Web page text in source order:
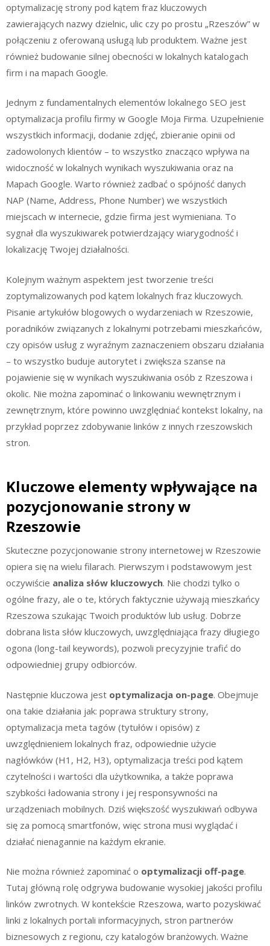
optymalizację strony pod kątem fraz kluczowych
zawierających nazwy dzielnic, ulic czy po prostu „Rzeszów” w
połączeniu z oferowaną usługą lub produktem. Ważne jest
również budowanie silnej obecności w lokalnych katalogach
firm i na mapach Google.
Jednym z fundamentalnych elementów lokalnego SEO jest
optymalizacja profilu firmy w Google Moja Firma. Uzupełnienie
wszystkich informacji, dodanie zdjęć, zbieranie opinii od
zadowolonych klientów – to wszystko znacząco wpływa na
widoczność w lokalnych wynikach wyszukiwania oraz na
Mapach Google. Warto również zadbać o spójność danych
NAP (Name, Address, Phone Number) we wszystkich
miejscach w internecie, gdzie firma jest wymieniana. To
sygnał dla wyszukiwarek potwierdzający wiarygodność i
lokalizację Twojej działalności.
Kolejnym ważnym aspektem jest tworzenie treści
zoptymalizowanych pod kątem lokalnych fraz kluczowych.
Pisanie artykułów blogowych o wydarzeniach w Rzeszowie,
poradników związanych z lokalnymi potrzebami mieszkańców,
czy opisów usług z wyraźnym zaznaczeniem obszaru działania
– to wszystko buduje autorytet i zwiększa szanse na
pojawienie się w wynikach wyszukiwania osób z Rzeszowa i
okolic. Nie można zapominać o linkowaniu wewnętrznym i
zewnętrznym, które powinno uwzględniać kontekst lokalny, na
przykład poprzez zdobywanie linków z innych rzeszowskich
stron.
Kluczowe elementy wpływające na
pozycjonowanie strony w
Rzeszowie
Skuteczne pozycjonowanie strony internetowej w Rzeszowie
opiera się na wielu filarach. Pierwszym i podstawowym jest
oczywiście analiza słów kluczowych. Nie chodzi tylko o
ogólne frazy, ale o te, których faktycznie używają mieszkańcy
Rzeszowa szukając Twoich produktów lub usług. Dobrze
dobrana lista słów kluczowych, uwzględniająca frazy długiego
ogona (long-tail keywords), pozwoli precyzyjnie trafić do
odpowiedniej grupy odbiorców.
Następnie kluczowa jest optymalizacja on-page. Obejmuje
ona takie działania jak: poprawa struktury strony,
optymalizacja meta tagów (tytułów i opisów) z
uwzględnieniem lokalnych fraz, odpowiednie użycie
nagłówków (H1, H2, H3), optymalizacja treści pod kątem
czytelności i wartości dla użytkownika, a także poprawa
szybkości ładowania strony i jej responsywności na
urządzeniach mobilnych. Dziś większość wyszukiwań odbywa
się za pomocą smartfonów, więc strona musi wyglądać i
działać nienagannie na każdym ekranie.
Nie można również zapominać o optymalizacji off-page.
Tutaj główną rolę odgrywa budowanie wysokiej jakości profilu
linków zwrotnych. W kontekście Rzeszowa, warto pozyskiwać
linki z lokalnych portali informacyjnych, stron partnerów
biznesowych z regionu, czy katalogów branżowych. Ważne